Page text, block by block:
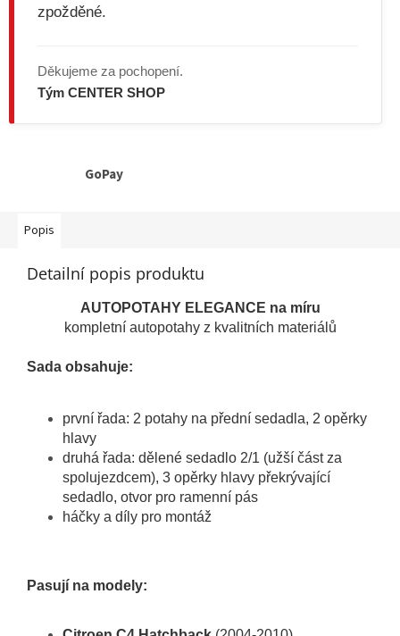
zpožděné.
Děkujeme za pochopení.
Tým CENTER SHOP
GoPay
Popis
Detailní popis produktu
AUTOPOTAHY ELEGANCE na míru
kompletní autopotahy z kvalitních materiálů
Sada obsahuje:
první řada: 2 potahy na přední sedadla, 2 opěrky
hlavy
druhá řada: dělené sedadlo 2/1 (užší část za
spolujezdcem), 3 opěrky hlavy překrývající
sedadlo, otvor pro ramenní pás
háčky a díly pro montáž
Pasují na modely: